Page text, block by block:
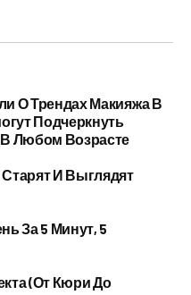
О Трендах Макияжа В
Подчеркнуть
Любом Возрасте
И Выглядят
За 5 Минут, 5
(от Кюри До